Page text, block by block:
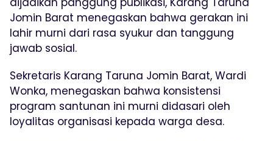
Jomin Barat menegaskan bahwa gerakan ini
lahir murni dari rasa syukur dan tanggung
jawab sosial.
Sekretaris Karang Taruna Jomin Barat, Wardi
Wonka, menegaskan bahwa konsistensi
program santunan ini murni didasari oleh
loyalitas organisasi kepada warga desa.